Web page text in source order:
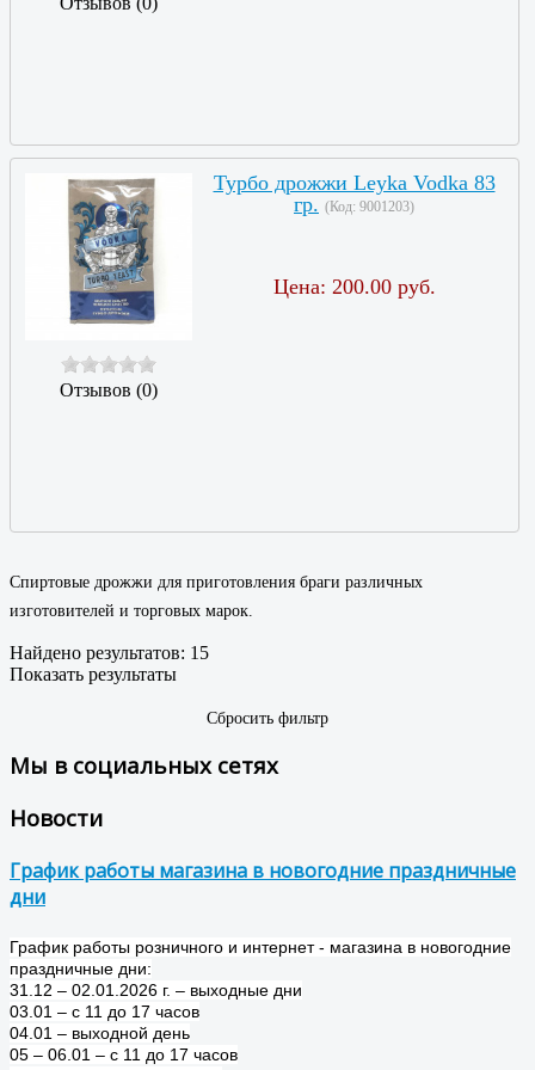
Отзывов (0)
Турбо дрожжи Leyka Vodka 83
гр. (Код: 9001203)
Цена: 200.00 руб.
Спиртовые дрожжи для приготовления браги различных
изготовителей и торговых марок.
Найдено результатов: 15
Показать результаты
Сбросить фильтр
Мы в социальных сетях
Новости
График работы магазина в новогодние праздничные
дни
График работы розничного и интернет - магазина в новогодние
праздничные дни:
31.12 – 02.01.2026 г. – выходные дни
03.01 – с 11 до 17 часов
04.01 – выходной день
05 – 06.01 – с 11 до 17 часов